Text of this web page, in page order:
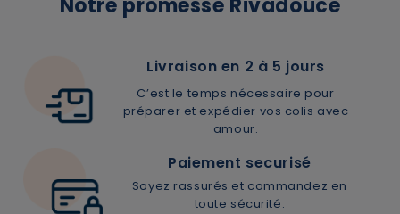
Supprimer le produit ?
Voulez-vous vraiment supprimer le produit suivant
du panier ?
Notre promesse Rivadouce
Livraison en 2 à 5 jours
C’est le temps nécessaire pour
préparer et expédier vos colis avec
amour.
Paiement securisé
Soyez rassurés et commandez en
toute sécurité.